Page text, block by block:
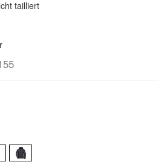
tailliert